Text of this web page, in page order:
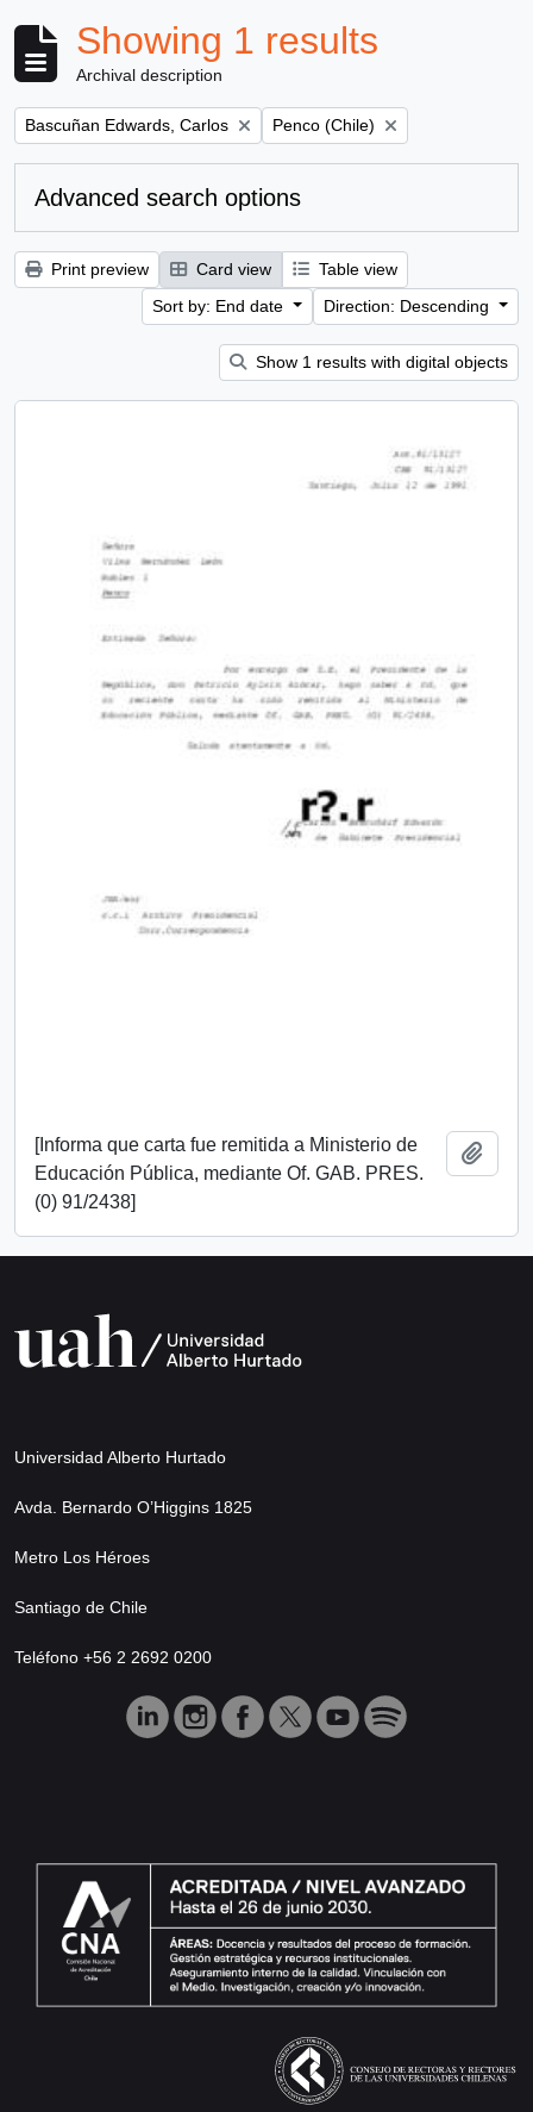
Showing 1 results
Archival description
Remove filter:
Bascuñan Edwards, Carlos Remove filter:
Penco (Chile)
Advanced search options
Print preview Card view
Table view
Sort by: End date
Direction: Descending
Show 1 results with digital objects
[Informa que carta fue remitida a Ministerio de
Educación Pública, mediante Of. GAB. PRES.
(0) 91/2438]
Universidad Alberto Hurtado
Avda. Bernardo O’Higgins 1825
Metro Los Héroes
Santiago de Chile
Teléfono +56 2 2692 0200